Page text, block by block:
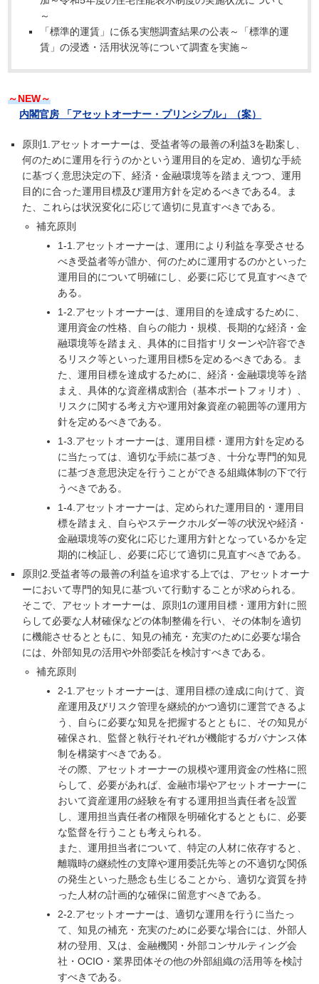
～
「標準的運賃」に係る実態調査結果の公表～「標準的運
賃」の浸透・活用状況等について調査を実施～
～NEW～
内閣官房 「アセットオーナー・プリンシプル」（案）
原則1.アセットオーナーは、受益者等の最善の利益3を勘案し、
何のために運用を行うのかという運用目的を定め、適切な手続
に基づく意思決定の下、経済・金融環境等を踏まえつつ、運用
目的に合った運用目標及び運用方針を定めるべきである4。ま
た、これらは状況変化に応じて適切に見直すべきである。
補充原則
1-1.アセットオーナーは、運用により利益を享受させる
べき受益者等が誰か、何のために運用するのかといった
運用目的について明確にし、必要に応じて見直すべきで
ある。
1-2.アセットオーナーは、運用目的を達成するために、
運用資金の性格、自らの能力・規模、長期的な経済・金
融環境等を踏まえ、具体的に目指すリターンや許容でき
るリスク等といった運用目標5を定めるべきである。ま
た、運用目標を達成するために、経済・金融環境等を踏
まえ、具体的な資産構成割合（基本ポートフォリオ）、
リスクに関する考え方や運用対象資産の範囲等の運用方
針を定めるべきである。
1-3.アセットオーナーは、運用目標・運用方針を定める
に当たっては、適切な手続に基づき、十分な専門的知見
に基づき意思決定を行うことができる組織体制の下で行
うべきである。
1-4.アセットオーナーは、定められた運用目的・運用目
標を踏まえ、自らやステークホルダー等の状況や経済・
金融環境等の変化に応じた運用方針となっているかを定
期的に検証し、必要に応じて適切に見直すべきである。
原則2.受益者等の最善の利益を追求する上では、アセットオーナ
ーにおいて専門的知見に基づいて行動することが求められる。
そこで、アセットオーナーは、原則1の運用目標・運用方針に照
らして必要な人材確保などの体制整備を行い、その体制を適切
に機能させるとともに、知見の補充・充実のために必要な場合
には、外部知見の活用や外部委託を検討すべきである。
補充原則
2-1.アセットオーナーは、運用目標の達成に向けて、資
産運用及びリスク管理を継続的かつ適切に運営できるよ
う、自らに必要な知見を把握するとともに、その知見が
確保され、監督と執行それぞれが機能するガバナンス体
制を構築すべきである。
その際、アセットオーナーの規模や運用資金の性格に照
らして、必要があれば、金融市場やアセットオーナーに
おいて資産運用の経験を有する運用担当責任者を設置
し、運用担当責任者の権限を明確化するとともに、必要
な監督を行うことも考えられる。
また、運用担当者について、特定の人材に依存すると、
離職時の継続性の支障や運用委託先等との不適切な関係
の発生といった懸念も生じることから、適切な資質を持
った人材の計画的な確保に留意すべきである。
2-2.アセットオーナーは、適切な運用を行うに当たっ
て、知見の補充・充実のために必要な場合には、外部人
材の登用、又は、金融機関・外部コンサルティング会
社・OCIO・業界団体その他の外部組織の活用等を検討
すべきである。